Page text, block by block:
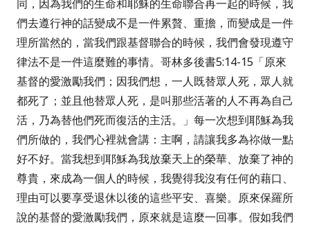
同，因為我們的生命和耶穌的生命聯合再一起的時候，我
們去遵行神的話變成不是一件累贅、重擔，而變成是一件
理所當然的，當我們跟基督聯合的時候，我們會發現遵守
律法不是一件這麼難的事情。哥林多後書5:14-15 「原來
基督的愛激勵我們；因我們想，一人既替眾人死，眾人就
都死了；並且他替眾人死，是叫那些活著的人不再為自己
活，乃為替他們死而復活的主活。
」每一次想到耶穌為我
們所做的，我們心裡就會講：主啊，請讓我多為祢做一點
好不好。當我想到耶穌為我放棄天上的榮華、放棄了神的
尊貴，來成為一個人的時候，我覺得我沒有任何的藉口、
理由可以要享受退休以後的這些平安、喜樂。原來保羅所
說的基督的愛激勵我們，原來就是這麼一回事。假如我們